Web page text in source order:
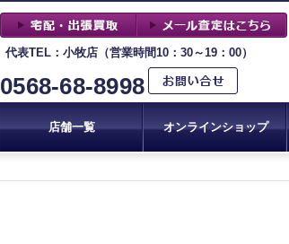
代表TEL：小牧店（営業時間10：30～19：00）
0568-68-8998
店舗一覧 オンラインショップ